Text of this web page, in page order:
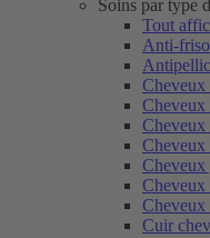
Soins par type
Tout
Anti-
Cheveux
Cheveux
Cheveux
Cheveux
Cheveux
Cheveux
Cheveux
Cuir